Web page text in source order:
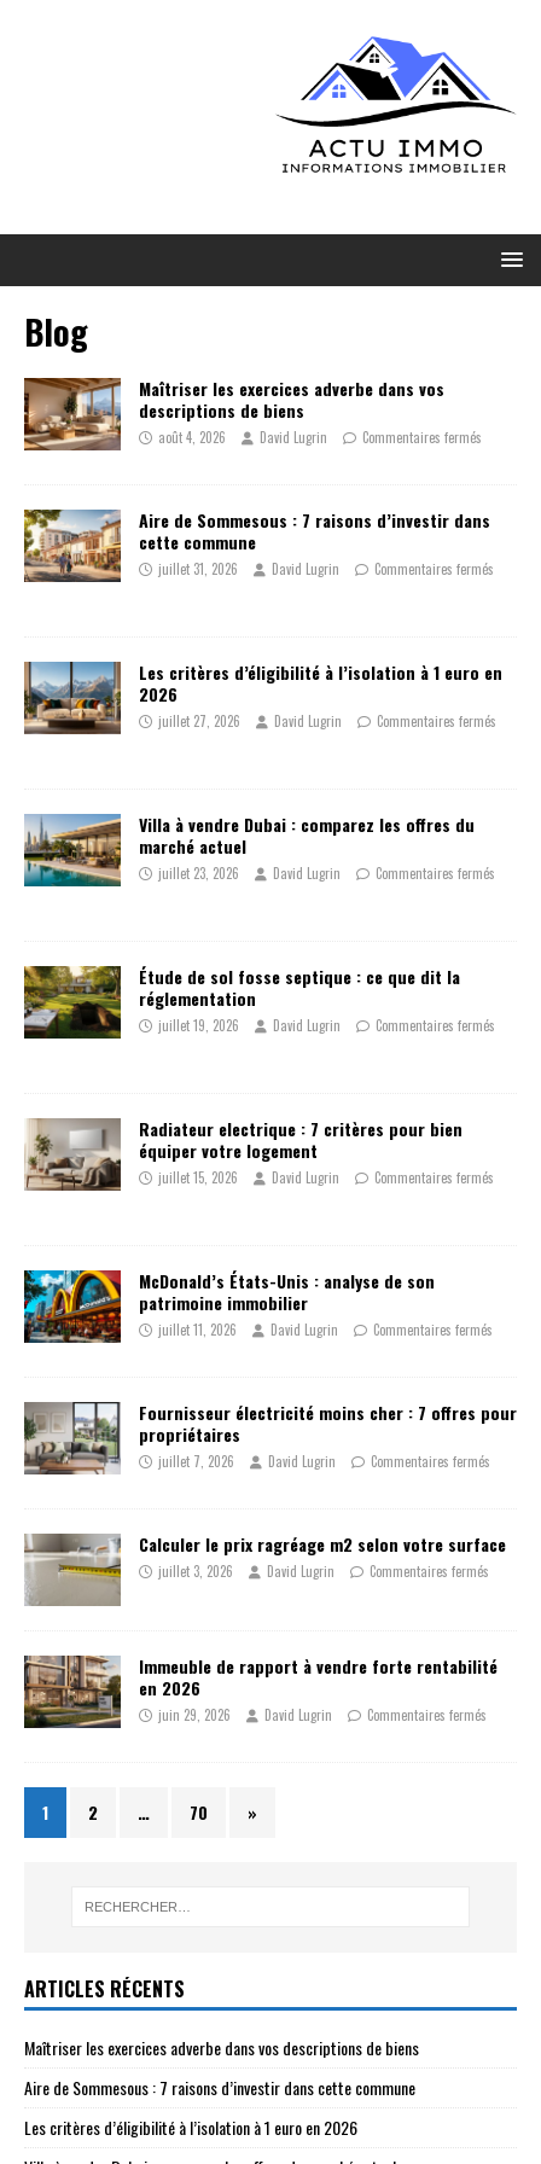
Blog
Maîtriser les exercices adverbe dans vos
descriptions de biens
août 4, 2026 David Lugrin Commentaires fermés
Aire de Sommesous : 7 raisons d’investir dans
cette commune
juillet 31, 2026 David Lugrin Commentaires fermés
Les critères d’éligibilité à l’isolation à 1 euro en
2026
juillet 27, 2026 David Lugrin Commentaires fermés
Villa à vendre Dubai : comparez les offres du
marché actuel
juillet 23, 2026 David Lugrin Commentaires fermés
Étude de sol fosse septique : ce que dit la
réglementation
juillet 19, 2026 David Lugrin Commentaires fermés
Radiateur electrique : 7 critères pour bien
équiper votre logement
juillet 15, 2026 David Lugrin Commentaires fermés
McDonald’s États-Unis : analyse de son
patrimoine immobilier
juillet 11, 2026 David Lugrin Commentaires fermés
Fournisseur électricité moins cher : 7 offres pour
propriétaires
juillet 7, 2026 David Lugrin Commentaires fermés
Calculer le prix ragréage m2 selon votre surface
juillet 3, 2026 David Lugrin Commentaires fermés
Immeuble de rapport à vendre forte rentabilité
en 2026
juin 29, 2026 David Lugrin Commentaires fermés
1 2 … 70 »
ARTICLES RÉCENTS
Maîtriser les exercices adverbe dans vos descriptions de biens
Aire de Sommesous : 7 raisons d’investir dans cette commune
Les critères d’éligibilité à l’isolation à 1 euro en 2026